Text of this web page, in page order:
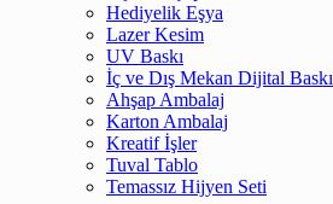
Hediyelik Eşya
Lazer Kesim
UV Baskı
İç ve Dış Mekan Dijital Baskı
Ahşap Ambalaj
Karton Ambalaj
Kreatif İşler
Tuval Tablo
Temassız Hijyen Seti